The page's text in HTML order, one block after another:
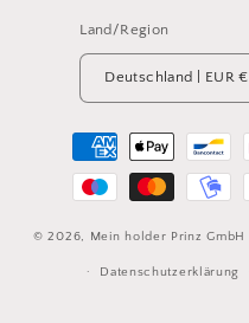
Land/Region
Deutschland | EUR €
Zahlungsmethoden
© 2026, Mein holder Prinz GmbH
Datenschutzerklärung